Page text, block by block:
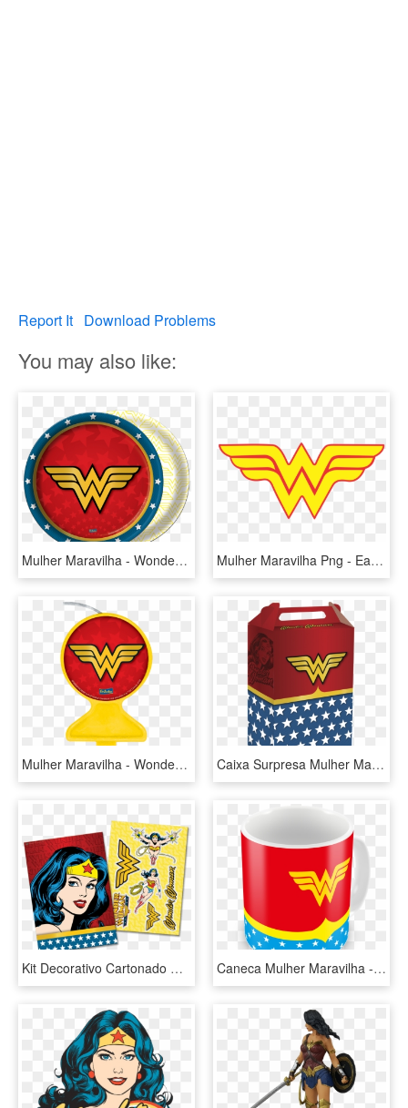
Report It Download Problems
You may also like:
Mulher Maravilha - Wonder Woman Paper Plates, HD Png Download Mulher Maravilha Png - Easy Wonder Woman Drawings, Transparent Png
Mulher Maravilha - Wonder Woman Logo Comic, HD Png Download Caixa Surpresa Mulher Maravilha - Wonder Woman T Shirt For Girls, HD Png Download
Kit Decorativo Cartonado Mulher Maravilha Festcolor - Wonder Woman Face Png, Transparent Png Caneca Mulher Maravilha - Wonder Woman, HD Png Download